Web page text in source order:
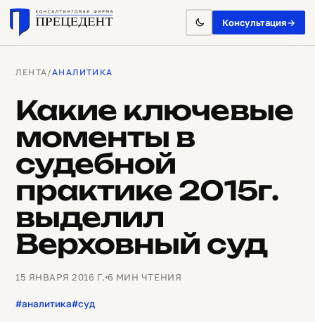
Консультация→
ЛЕНТА/АНАЛИТИКА
Какие ключевые
моменты в
судебной
практике 2015г.
выделил
Верховный суд
15 ЯНВАРЯ 2016 Г. 6 МИН ЧТЕНИЯ
#аналитика#суд